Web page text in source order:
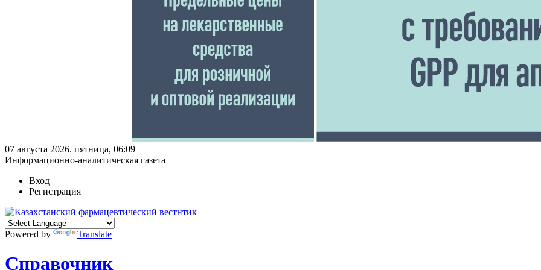
07 августа 2026. пятница, 06:09
Информационно-аналитическая газета
Вход
Регистрация
Powered by Translate
Справочник